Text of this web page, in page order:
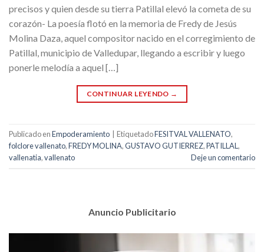
precisos y quien desde su tierra Patillal elevó la cometa de su
corazón- La poesía flotó en la memoria de Fredy de Jesús
Molina Daza, aquel compositor nacido en el corregimiento de
Patillal, municipio de Valledupar, llegando a escribir y luego
ponerle melodía a aquel […]
CONTINUAR LEYENDO →
Publicado enEmpoderamiento EtiquetadoFESITVAL VALLENATO,
folclore vallenato,FREDY MOLINA,GUSTAVO GUTIERREZ,PATILLAL ,
vallenatia,vallenato Deje un comentario
Anuncio Publicitario